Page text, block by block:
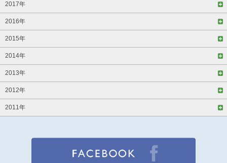
2017年
2016年
2015年
2014年
2013年
2012年
2011年